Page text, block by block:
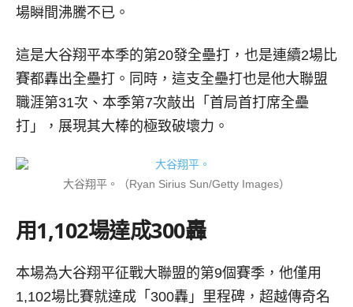
場瞬間沸騰不已。
這是大谷翔平本季的第20發全壘打，也是連續2場比
賽都轟出全壘打。同時，這支全壘打也是他大聯盟
職涯第31次、本季第7次敲出「首局首打席全壘
打」，展現其大棒的極致破壞力。
大谷翔平。（Ryan Sirius Sun/Getty Images）
用1,102場達成300轟
本場為大谷翔平征戰大聯盟的第9個賽季，他僅用
1,102場比賽就達成「300轟」里程碑，超越傳奇名